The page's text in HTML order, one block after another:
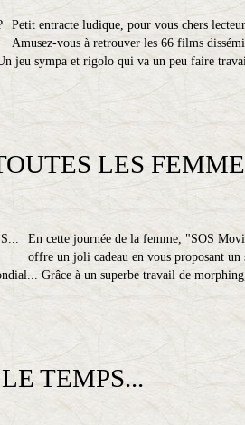
Petit entracte ludique, pour vous chers
Amusez-vous à retrouver les 66 films
jeu sympa et rigolo qui va un peu faire
LES
En cette journée de la femme, "SOS
offre un joli cadeau en vous proposant un
Grâce à un superbe travail de
TEMPS...